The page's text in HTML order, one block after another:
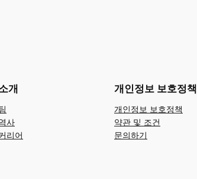
개
사
리어
개인정보 보호정책
개인정보 보호정책
약관 및 조건
문의하기